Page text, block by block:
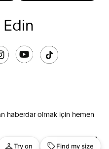
Edin
haberdar olmak için hemen